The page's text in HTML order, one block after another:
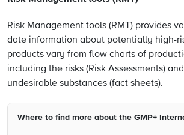
Risk Management tools (RMT) provides
date information about potentially high-
products vary from flow charts of
including the risks (Risk Assessments)
undesirable substances (fact sheets).
Where to find more about the GMP+